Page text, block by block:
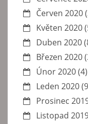
Červen 2020
Květen 2020
Duben 2020
Březen 2020
Únor 2020(4)
Leden 2020
Prosinec
Listopad